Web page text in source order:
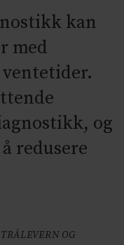
kan
med
og
redusere
OG